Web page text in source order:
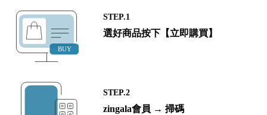
STEP.1
選好商品按下【立即購買】
STEP.2
zingala會員 → 掃碼